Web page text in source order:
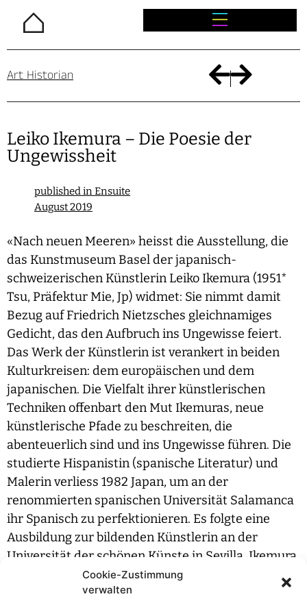
Cookie-Zustimmung
verwalten
Home
Art Historian
Leiko Ikemura – Die Poesie der
Ungewissheit
August 2019
published in Ensuite
«Nach neuen Meeren» heisst die Ausstellung, die
das Kunstmuseum Basel der japanisch-
schweizerischen Künstlerin Leiko Ikemura (1951*
Tsu, Präfektur Mie, Jp) widmet: Sie nimmt damit
Bezug auf Friedrich Nietzsches gleichnamiges
Gedicht, das den Aufbruch ins Ungewisse feiert.
Das Werk der Künstlerin ist verankert in beiden
Kulturkreisen: dem europäischen und dem
japanischen. Die Vielfalt ihrer künstlerischen
Techniken offenbart den Mut Ikemuras, neue
künstlerische Pfade zu beschreiten, die
abenteuerlich sind und ins Ungewisse führen. Die
studierte Hispanistin (spanische Literatur) und
Malerin verliess 1982 Japan, um an der
renommierten spanischen Universität Salamanca
ihr Spanisch zu perfektionieren. Es folgte eine
Ausbildung zur bildenden Künstlerin an der
Universität der schönen Künste in Sevilla. Ikemura
blieb in Europa. Ihr Werk spiegelt diesen
einzigartigen Werdegang: zwischen Sprache,